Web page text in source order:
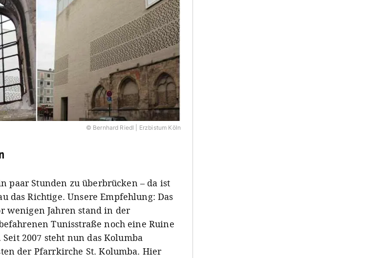
© Bernhard Riedl | Erzbistum Köln
paar Stunden zu überbrücken – da ist
das Richtige. Unsere Empfehlung: Das
wenigen Jahren stand in der
Tunisstraße noch eine Ruine
2007 steht nun das Kolumba
der Pfarrkirche St. Kolumba. Hier